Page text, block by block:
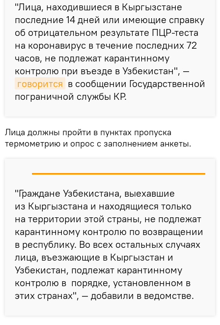
"Лица, находившиеся в Кыргызстане
последние 14 дней или имеющие справку
об отрицательном результате ПЦР-теста
на коронавирус в течение последних 72
часов, не подлежат карантинному
контролю при въезде в Узбекистан", —
говорится в сообщении Государственной
пограничной службы КР.
Лица должны пройти в пунктах пропуска
термометрию и опрос с заполнением анкеты.
"Граждане Узбекистана, выехавшие
из Кыргызстана и находящиеся только
на территории этой страны, не подлежат
карантинному контролю по возвращении
в республику. Во всех остальных случаях
лица, въезжающие в Кыргызстан и
Узбекистан, подлежат карантинному
контролю в порядке, установленном в
этих странах", — добавили в ведомстве.